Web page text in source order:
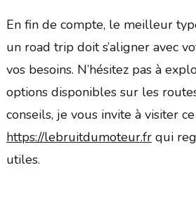
En fin de compte, le meilleur
un road trip doit s’aligner avec
vos besoins. N’hésitez pas à
options disponibles sur les
conseils, je vous invite à visiter
https://lebruitdumoteur.frqui
utiles.